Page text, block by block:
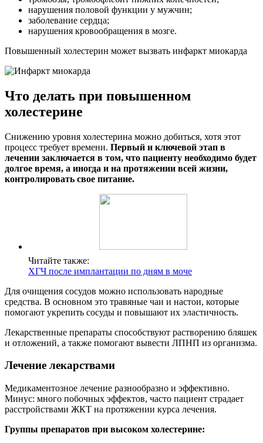
нарушения половой функции у мужчин;
заболевание сердца;
нарушения кровообращения в мозге.
Повышенный холестерин может вызвать инфаркт миокарда
Что делать при повышенном
холестерине
Снижению уровня холестерина можно добиться, хотя этот
процесс требует времени. Первый и ключевой этап в
лечении заключается в том, что пациенту необходимо будет
долгое время, а иногда и на протяжении всей жизни,
контролировать свое питание.
Читайте также:
ХГЧ после имплантации по дням в моче
Для очищения сосудов можно использовать народные
средства. В основном это травяные чаи и настои, которые
помогают укрепить сосуды и повышают их эластичность.
Лекарственные препараты способствуют растворению бляшек
и отложений, а также помогают вывести ЛПНП из организма.
Лечение лекарствами
Медикаментозное лечение разнообразно и эффективно.
Минус: много побочных эффектов, часто пациент страдает
расстройствами ЖКТ на протяжении курса лечения.
Группы препаратов при высоком холестерине: